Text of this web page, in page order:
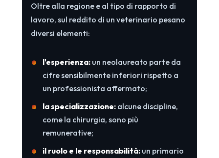
Oltre alla regione e al tipo di rapporto di
lavoro, sul reddito di un veterinario pesano
diversi elementi:
l'esperienza:un neolaureato parte da
cifre sensibilmente inferiori rispetto a
un professionista affermato;
la specializzazione:alcune discipline,
come la chirurgia, sono più
remunerative;
il ruolo e le responsabilità:un primario